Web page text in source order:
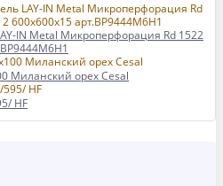
IN Metal Микроперфорация Rd 1522
Миланский орех Cesal
HF